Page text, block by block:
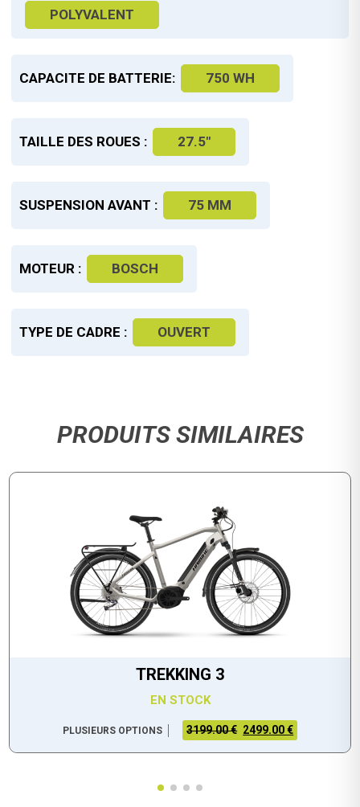
POLYVALENT
CAPACITE DE BATTERIE: 750 WH
TAILLE DES ROUES : 27.5"
SUSPENSION AVANT : 75 MM
MOTEUR : BOSCH
TYPE DE CADRE : OUVERT
PRODUITS SIMILAIRES
TREKKING 3
EN STOCK
PLUSIEURS OPTIONS 3199.00 € 2499.00 €